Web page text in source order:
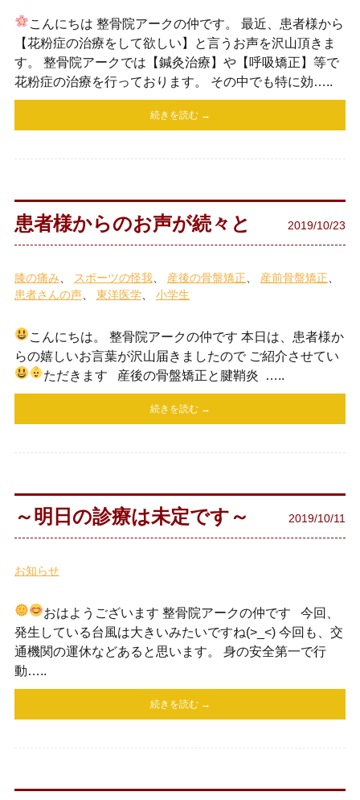
こんにちは 整骨院アークの仲です。 最近、患者様から
【花粉症の治療をして欲しい】と言うお声を沢山頂きま
す。 整骨院アークでは【鍼灸治療】や【呼吸矯正】等で
花粉症の治療を行っております。 その中でも特に効…..
続きを読む →
患者様からのお声が続々と 2019/10/23
膝の痛み スポーツの怪我 産後の骨盤矯正
産前骨盤矯正
患者さんの声
東洋医学 小学生
こんにちは。 整骨院アークの仲です 本日は、患者様か
らの嬉しいお言葉が沢山届きましたので ご紹介させてい
ただきます 産後の骨盤矯正と腱鞘炎 …..
続きを読む →
～明日の診療は未定です～ 2019/10/11
お知らせ
おはようございます 整骨院アークの仲です 今回、
発生している台風は大きいみたいですね(>_<) 今回も、交
通機関の運休などあると思います。 身の安全第一で行
動…..
続きを読む →